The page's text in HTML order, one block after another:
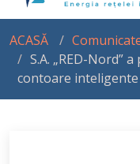
ACASĂ
S.A. „RED-Nord”
contoare inteligente